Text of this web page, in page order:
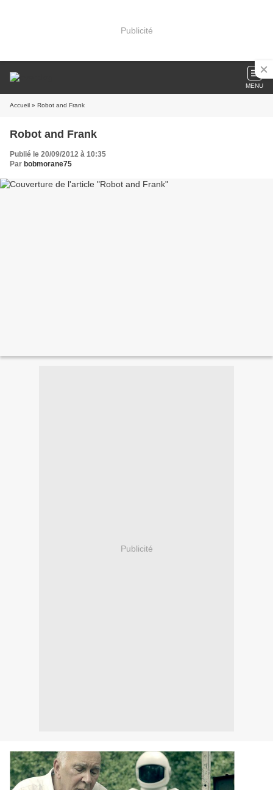
Publicité
MENU
Accueil » Robot and Frank
Robot and Frank
Publié le 20/09/2012 à 10:35
Par bobmorane75
Publicité